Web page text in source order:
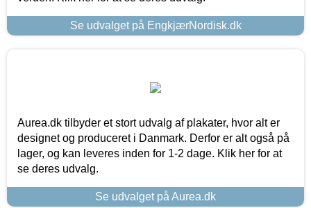
Se udvalget på EngkjærNordisk.dk
Aurea.dk tilbyder et stort udvalg af plakater, hvor alt er
designet og produceret i Danmark. Derfor er alt også på
lager, og kan leveres inden for 1-2 dage. Klik her for at
se deres udvalg.
Se udvalget på Aurea.dk